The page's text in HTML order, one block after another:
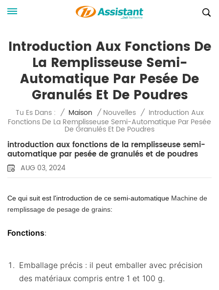
Introduction Aux Fonctions De
La Remplisseuse Semi-
Automatique Par Pesée De
Granulés Et De Poudres
Tu Es Dans : / Maison / Nouvelles / Introduction Aux
Fonctions De La Remplisseuse Semi-Automatique Par Pesée
De Granulés Et De Poudres
introduction aux fonctions de la remplisseuse semi-
automatique par pesée de granulés et de poudres
AUG 03, 2024
Ce qui suit est l'introduction de ce semi-automatique Machine de
remplissage de pesage de grains:
Fonctions:
Emballage précis : il peut emballer avec précision
des matériaux compris entre 1 et 100 g.